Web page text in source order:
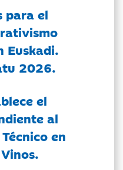
para el
Euskadi.
2026.
el
al
en